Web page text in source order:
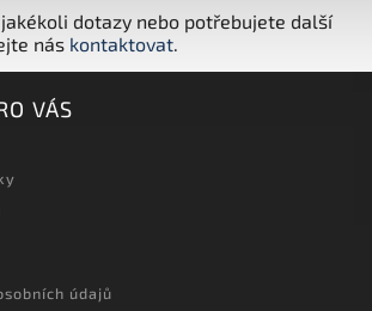
dotazy nebo potřebujete další
nás kontaktovat.
VÁS
údajů